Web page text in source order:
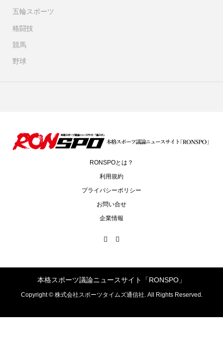
五輪スポーツ
格闘技
競馬
野球
RONSPOとは？
利用規約
プライバシーポリシー
お問い合せ
企業情報
本格スポーツ議論ニュースサイト「RONSPO」
Copyright ©株式会社スポーツタイムズ通信社. All Rights Reserved.